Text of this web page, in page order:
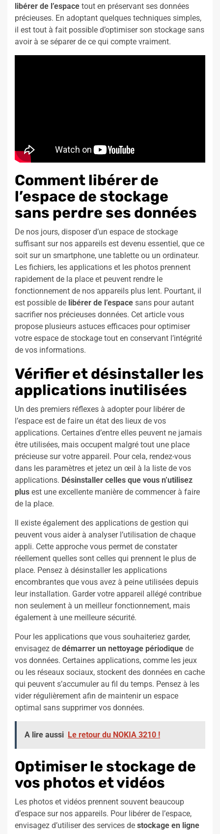
libérer de l’espace tout en préservant ses données
précieuses. En adoptant quelques techniques simples,
il est tout à fait possible d’optimiser son stockage sans
avoir à se séparer de ce qui compte vraiment.
Comment libérer de
l’espace de stockage
sans perdre ses données
De nos jours, disposer d’un espace de stockage
suffisant sur nos appareils est devenu essentiel, que ce
soit sur un smartphone, une tablette ou un ordinateur.
Les fichiers, les applications et les photos prennent
rapidement de la place et peuvent rendre le
fonctionnement de nos appareils plus lent. Pourtant, il
est possible de libérer de l’espace sans pour autant
sacrifier nos précieuses données. Cet article vous
propose plusieurs astuces efficaces pour optimiser
votre espace de stockage tout en conservant l’intégrité
de vos informations.
Vérifier et désinstaller les
applications inutilisées
Un des premiers réflexes à adopter pour libérer de
l’espace est de faire un état des lieux de vos
applications. Certaines d’entre elles peuvent ne jamais
être utilisées, mais occupent malgré tout une place
précieuse sur votre appareil. Pour cela, rendez-vous
dans les paramètres et jetez un œil à la liste de vos
applications. Désinstaller celles que vous n’utilisez
plus est une excellente manière de commencer à faire
de la place.
Il existe également des applications de gestion qui
peuvent vous aider à analyser l’utilisation de chaque
appli. Cette approche vous permet de constater
réellement quelles sont celles qui prennent le plus de
place. Pensez à désinstaller les applications
encombrantes que vous avez à peine utilisées depuis
leur installation. Garder votre appareil allégé contribue
non seulement à un meilleur fonctionnement, mais
également à une meilleure sécurité.
Pour les applications que vous souhaiteriez garder,
envisagez de démarrer un nettoyage périodique de
vos données. Certaines applications, comme les jeux
ou les réseaux sociaux, stockent des données en cache
qui peuvent s’accumuler au fil du temps. Pensez à les
vider régulièrement afin de maintenir un espace
optimal sans supprimer vos données.
A lire aussi Le retour du NOKIA 3210 !
Optimiser le stockage de
vos photos et vidéos
Les photos et vidéos prennent souvent beaucoup
d’espace sur nos appareils. Pour libérer de l’espace,
envisagez d’utiliser des services de stockage en ligne